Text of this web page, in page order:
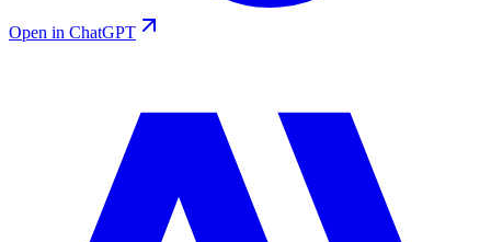
Open in ChatGPT